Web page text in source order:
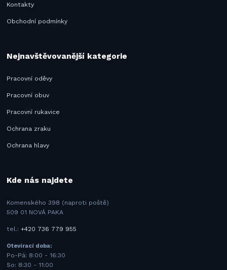
Kontakty
Obchodní podmínky
Nejnavštěvovanější kategorie
Pracovní oděvy
Pracovní obuv
Pracovní rukavice
Ochrana zraku
Ochrana hlavy
Kde nás najdete
Komenského 398 (naproti poště)
509 01 NOVÁ PAKA
tel.:+420 736 779 955
Otevírací doba:
Po-Pá: 8:00 - 16:30
So: 8:30 - 11:00